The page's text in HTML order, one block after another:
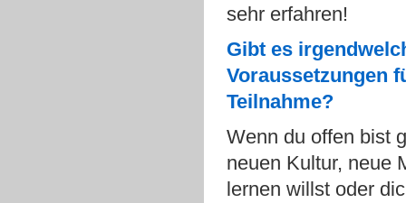
sehr erfahren!
Gibt es
Voraussetzungen
Teilnahme?
Wenn du offen bist
neuen Kultur, neue
lernen willst oder